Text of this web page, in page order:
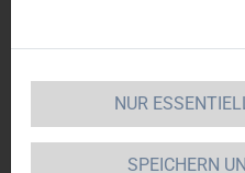
NUR
SPEICHERN